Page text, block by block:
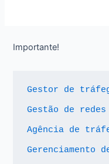
Importante!
Gestor de
Gestão de
Agência de
Gerenciamento